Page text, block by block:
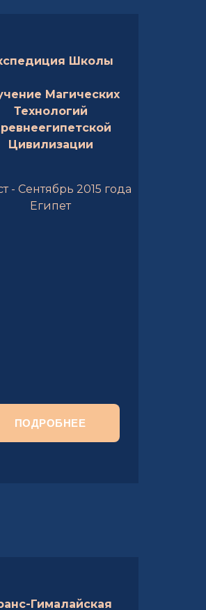
Школы
Магических
Технологий
Цивилизации
- Сентябрь 2015 года
Египет
ПОДРОБНЕЕ
Гималайская